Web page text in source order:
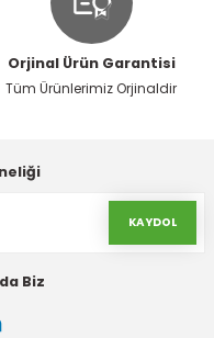
Orjinal Ürün Garantisi
Tüm Ürünlerimiz Orjinaldir
KAYDOL
Biz